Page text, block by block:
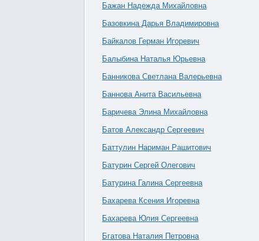
Бажан Надежда Михайловна
Базовкина Дарья Владимировна
Байкалов Герман Игоревич
Балыбина Наталья Юрьевна
Банникова Светлана Валерьевна
Баннова Анита Васильевна
Баричева Элина Михайловна
Батов Александр Сергеевич
Баттулин Нариман Рашитович
Батурин Сергей Олегович
Батурина Галина Сергеевна
Бахарева Ксения Игоревна
Бахарева Юлия Сергеевна
Бгатова Наталия Петровна